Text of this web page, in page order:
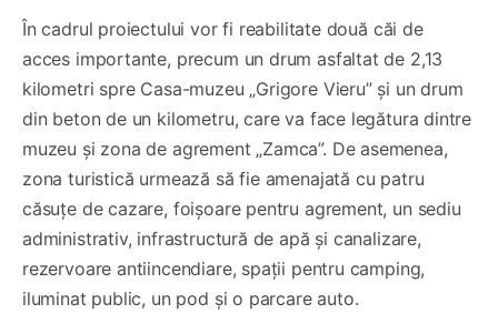
În cadrul proiectului vor fi reabilitate două căi de
acces importante, precum un drum asfaltat de 2,13
kilometri spre Casa-muzeu „Grigore Vieru” și un drum
din beton de un kilometru, care va face legătura dintre
muzeu și zona de agrement „Zamca”. De asemenea,
zona turistică urmează să fie amenajată cu patru
căsuțe de cazare, foișoare pentru agrement, un sediu
administrativ, infrastructură de apă și canalizare,
rezervoare antiincendiare, spații pentru camping,
iluminat public, un pod și o parcare auto.